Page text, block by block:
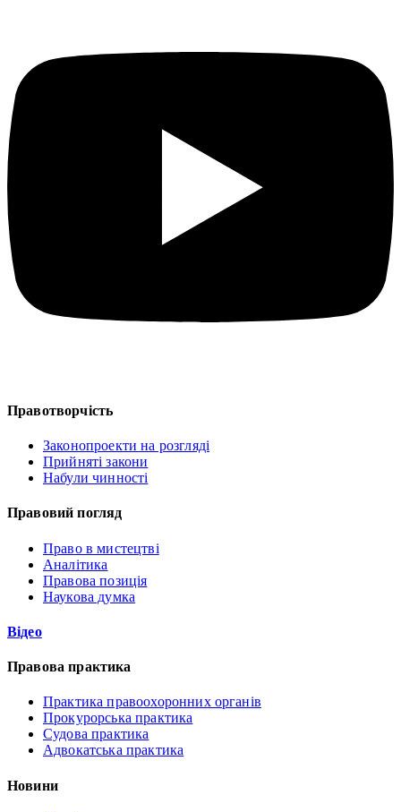
Правотворчість
Законопроекти на розгляді
Прийняті закони
Набули чинності
Правовий погляд
Право в мистецтві
Аналітика
Правова позиція
Наукова думка
Відео
Правова практика
Практика правоохоронних органів
Прокурорська практика
Судова практика
Адвокатська практика
Новини